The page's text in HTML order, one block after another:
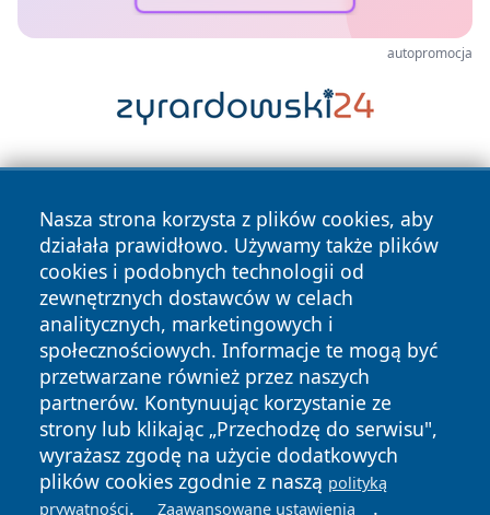
autopromocja
Nasza strona korzysta z plików cookies, aby
działała prawidłowo. Używamy także plików
cookies i podobnych technologii od
zewnętrznych dostawców w celach
analitycznych, marketingowych i
społecznościowych. Informacje te mogą być
przetwarzane również przez naszych
partnerów. Kontynuując korzystanie ze
strony lub klikając „Przechodzę do serwisu",
wyrażasz zgodę na użycie dodatkowych
plików cookies zgodnie z naszą polityką
prywatności. Zaawansowane ustawienia .
Copyright © 2026 raciborski24.pl Wszystkie prawa
zastrzeżone.
News Autorzy
Polityka
Prywatności
Polityka
Cookies